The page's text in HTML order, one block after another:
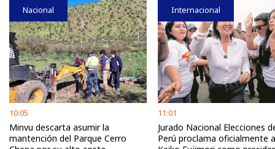
Nacional
10:05
Minvu descarta asumir la
mantención del Parque Cerro
Internacional
11:01
Jurado Nacional Elecciones
Perú proclama oficialmente a